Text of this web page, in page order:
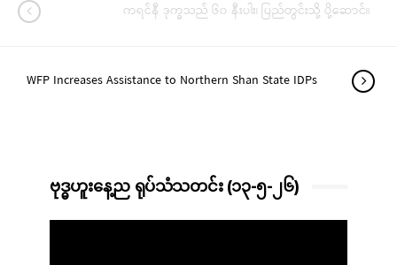
ကရင်နီ ဒုက္ခသည် ၆၀ နီးပါး၊ ပြည်တွင်းသို့ ပို့ဆောင်။
WFP Increases Assistance to Northern Shan State IDPs
ဗုဒ္ဓဟူးနေ့ည ရုပ်သံသတင်း (၁၃-၅-၂၆)